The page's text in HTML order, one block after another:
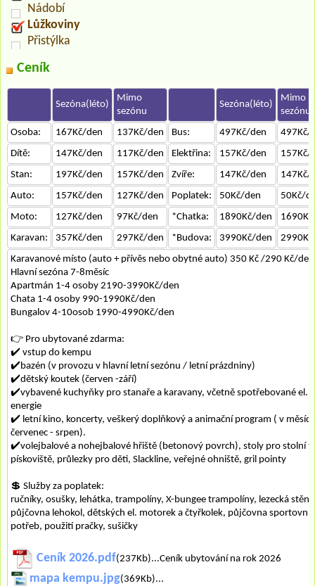
Nádobí
Lůžkoviny
Přistýlka
Ceník
Sezóna(léto)
Mimo
sezónu
Sezóna(léto)
Mimo
sezónu
Osoba:
167Kč/den 137Kč/den Bus: 497Kč/den
497Kč/
Dítě:
147Kč/den 117Kč/den Elektřina: 157Kč/den
157Kč/
Stan:
197Kč/den 157Kč/den Zvíře: 147Kč/den
147Kč/
Auto:
157Kč/den 127Kč/den Poplatek: 50Kč/den
50Kč/
Moto:
127Kč/den 97Kč/den *Chatka: 1890Kč/den
Karavan:
357Kč/den 297Kč/den *Budova: 3990Kč/den
Karavanové místo (auto + přívěs nebo obytné auto) 350 Kč /290 Kč/den
Hlavní sezóna 7-8měsíc
Apartmán 1-4 osoby 2190-3990Kč/den
Chata 1-4 osoby 990-1990Kč/den
Bungalov 4-10osob 1990-4990Kč/den
👉 Pro ubytované zdarma:
✔️ vstup do kempu
✔️bazén (v provozu v hlavní letní sezónu / letní prázdniny)
✔️dětský koutek (červen -září)
✔️vybavené kuchyňky pro stanaře a karavany, včetně spotřebované el.
energie
✔️ letní kino, koncerty, veškerý doplňkový a animační program ( v
červenec - srpen).
✔️volejbalové a nohejbalové hřiště (betonový povrch), stoly pro stolní
pískoviště, průlezky pro děti, Slackline, veřejné ohniště, gril pointy
💲 Služby za poplatek:
ručníky, osušky, lehátka, trampolíny, X-bungee trampolíny, lezecká
půjčovna lehokol, dětských el. motorek a čtyřkolek, půjčovna
potřeb, použití pračky, sušičky
Ceník 2026.pdf(237Kb)...Ceník ubytování na rok 2026
mapa kempu.jpg(369Kb)...